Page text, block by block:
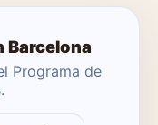
Barcelona
Programa de